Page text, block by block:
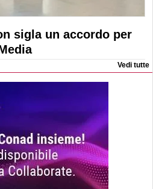
sigla un accordo per
Vedi tutte